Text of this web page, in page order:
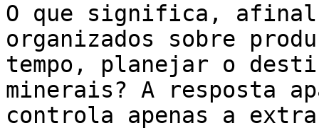
O que significa,
organizados sobre
tempo, planejar o
minerais? A resposta
controla apenas a